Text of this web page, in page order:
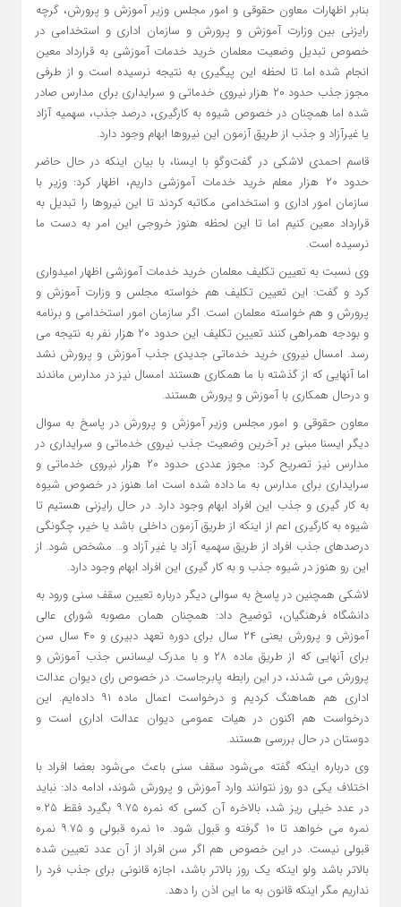
بنابر اظهارات معاون حقوقی و امور مجلس وزیر آموزش و پرورش، گرچه
رایزنی بین وزارت آموزش و پرورش و سازمان اداری و استخدامی در
خصوص تبدیل وضعیت معلمان خرید خدمات آموزشی به قرارداد معین
انجام شده اما تا لحظه این پیگیری به نتیجه نرسیده است و از طرفی
مجوز جذب حدود ۲۰ هزار نیروی خدماتی و سرایداری برای مدارس صادر
شده اما همچنان در خصوص شیوه به کارگیری، درصد جذب، سهمیه آزاد
یا غیرآزاد و جذب از طریق آزمون این نیروها ابهام وجود دارد.
قاسم احمدی لاشکی در گفت‌وگو با ایسنا، با بیان اینکه در حال حاضر
حدود ۲۰ هزار معلم خرید خدمات آموزشی داریم، اظهار کرد: وزیر با
سازمان امور اداری و استخدامی مکاتبه کردند تا این نیروها را تبدیل به
قرارداد معین کنیم اما تا این لحظه هنوز خروجی این امر به دست ما
نرسیده است.
وی نسبت به تعیین تکلیف معلمان خرید خدمات آموزشی اظهار امیدواری
کرد و گفت: این تعیین تکلیف هم خواسته مجلس و وزارت آموزش و
پرورش و هم خواسته معلمان است. اگر سازمان امور استخدامی و برنامه
و بودجه همراهی کنند تعیین تکلیف این حدود ۲۰ هزار نفر به نتیجه می
رسد. امسال نیروی خرید خدماتی جدیدی جذب آموزش و پرورش نشد
اما آنهایی که از گذشته با ما همکاری هستند امسال نیز در مدارس ماندند
و درحال همکاری با آموزش و پرورش هستند.
معاون حقوقی و امور مجلس وزیر آموزش و پرورش در پاسخ به سوال
دیگر ایسنا مبنی بر آخرین وضعیت جذب نیروی خدماتی و سرایداری در
مدارس نیز تصریح کرد: مجوز عددی حدود ۲۰ هزار نیروی خدماتی و
سرایداری برای مدارس به ما داده شده است اما هنوز در خصوص شیوه
به کار گیری و جذب این افراد ابهام وجود دارد. در حال رایزنی هستیم تا
شیوه به کارگیری اعم از اینکه از طریق آزمون داخلی باشد یا خیر، چگونگی
درصدهای جذب افراد از طریق سهمیه آزاد یا غیر آزاد و… مشخص شود. از
این رو هنوز در شیوه جذب و به کار گیری این افراد ابهام وجود دارد.
لاشکی همچنین در پاسخ به سوالی دیگر درباره تعیین سقف سنی ورود به
دانشگاه فرهنگیان، توضیح داد: همچنان همان مصوبه شورای عالی
آموزش و پرورش یعنی ۲۴ سال برای دوره تعهد دبیری و ۴۰ سال سن
برای آنهایی که از طریق ماده ۲۸ و با مدرک لیسانس جذب آموزش و
پرورش می شدند، در این رابطه پابرجاست. در خصوص رای دیوان عدالت
اداری هم هماهنگ کردیم و درخواست اعمال ماده ۹۱ داده‌ایم. این
درخواست هم اکنون در هیات عمومی دیوان عدالت اداری است و
دوستان در حال بررسی هستند.
وی درباره اینکه گفته می‌شود سقف سنی باعث می‌شود بعضا افراد با
اختلاف یکی دو روز نتوانند وارد آموزش و پرورش شوند، ادامه داد: نباید
در عدد خیلی ریز شد، بالاخره آن کسی که نمره ۹.۷۵ بگیرد فقط ۰.۲۵
نمره می خواهد تا ۱۰ گرفته و قبول شود. ۱۰ نمره قبولی و ۹.۷۵ نمره
قبولی نیست. در این خصوص هم اگر سن افراد از آن عدد تعیین شده
بالاتر باشد ولو اینکه یک روز بالاتر باشد، اجازه قانونی برای جذب فرد را
نداریم مگر اینکه قانون به ما این اذن را دهد.